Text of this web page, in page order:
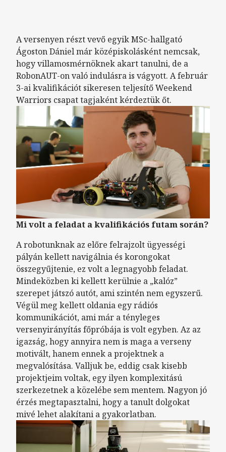
A versenyen részt vevő egyik MSc-hallgató
Ágoston Dániel már középiskolásként nemcsak,
hogy villamosmérnöknek akart tanulni, de a
RobonAUT-on való indulásra is vágyott. A február
3-ai kvalifikációt sikeresen teljesítő Weekend
Warriors csapat tagjaként kérdeztük őt.
Mi volt a feladat a kvalifikációs futam során?
A robotunknak az előre felrajzolt ügyességi
pályán kellett navigálnia és korongokat
összegyűjtenie, ez volt a legnagyobb feladat.
Mindeközben ki kellett kerülnie a „kalóz”
szerepet játszó autót, ami szintén nem egyszerű.
Végül meg kellett oldania egy rádiós
kommunikációt, ami már a tényleges
versenyirányítás főpróbája is volt egyben. Az az
igazság, hogy annyira nem is maga a verseny
motivált, hanem ennek a projektnek a
megvalósítása. Valljuk be, eddig csak kisebb
projektjeim voltak, egy ilyen komplexitású
szerkezetnek a közelébe sem mentem. Nagyon jó
érzés megtapasztalni, hogy a tanult dolgokat
mivé lehet alakítani a gyakorlatban.